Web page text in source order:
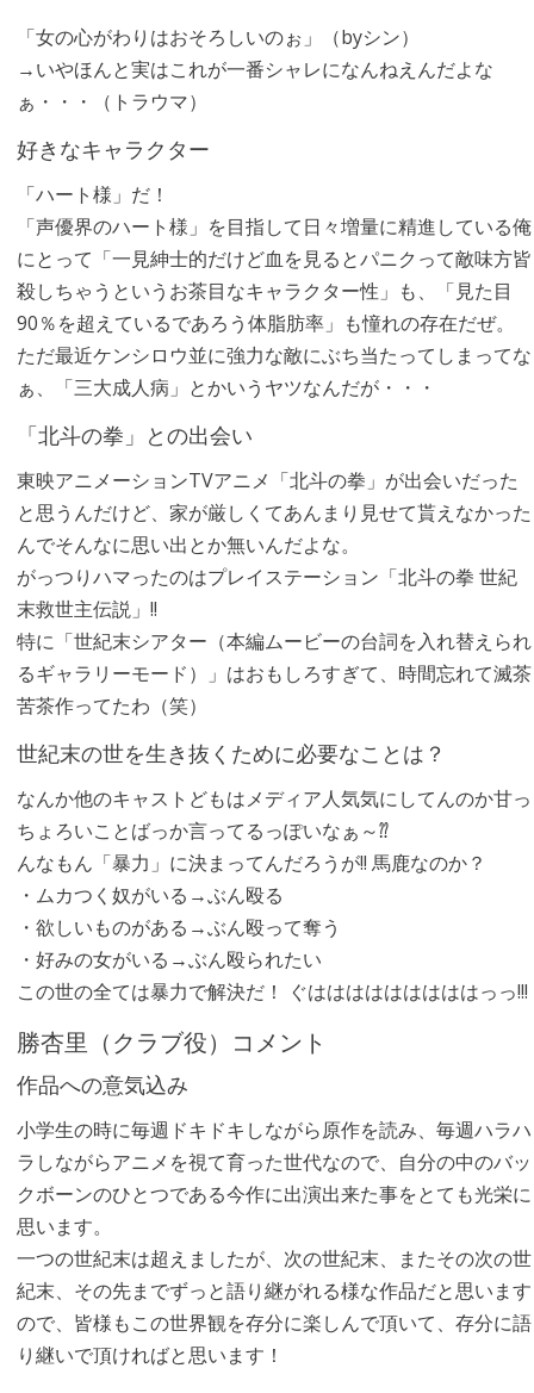
「女の心がわりはおそろしいのぉ」（byシン）
→いやほんと実はこれが一番シャレになんねえんだよな
ぁ・・・（トラウマ）
好きなキャラクター
「ハート様」だ！
「声優界のハート様」を目指して日々増量に精進している俺
にとって「一見紳士的だけど血を見るとパニクって敵味方皆
殺しちゃうというお茶目なキャラクター性」も、「見た目
90％を超えているであろう体脂肪率」も憧れの存在だぜ。
ただ最近ケンシロウ並に強力な敵にぶち当たってしまってな
ぁ、「三大成人病」とかいうヤツなんだが・・・
「北斗の拳」との出会い
東映アニメーションTVアニメ「北斗の拳」が出会いだった
と思うんだけど、家が厳しくてあんまり見せて貰えなかった
んでそんなに思い出とか無いんだよな。
がっつりハマったのはプレイステーション「北斗の拳 世紀
末救世主伝説」!!
特に「世紀末シアター（本編ムービーの台詞を入れ替えられ
るギャラリーモード）」はおもしろすぎて、時間忘れて滅茶
苦茶作ってたわ（笑）
世紀末の世を生き抜くために必要なことは？
なんか他のキャストどもはメディア人気気にしてんのか甘っ
ちょろいことばっか言ってるっぽいなぁ～⁇
んなもん「暴力」に決まってんだろうが!! 馬鹿なのか？
・ムカつく奴がいる→ぶん殴る
・欲しいものがある→ぶん殴って奪う
・好みの女がいる→ぶん殴られたい
この世の全ては暴力で解決だ！ ぐはははははははははっっ!!!
勝杏里（クラブ役）コメント
作品への意気込み
小学生の時に毎週ドキドキしながら原作を読み、毎週ハラハ
ラしながらアニメを視て育った世代なので、自分の中のバッ
クボーンのひとつである今作に出演出来た事をとても光栄に
思います。
一つの世紀末は超えましたが、次の世紀末、またその次の世
紀末、その先までずっと語り継がれる様な作品だと思います
ので、皆様もこの世界観を存分に楽しんで頂いて、存分に語
り継いで頂ければと思います！